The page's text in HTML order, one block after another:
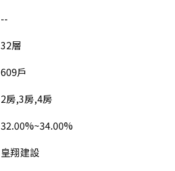
--
32層
609戶
2房,3房,4房
32.00%~34.00%
皇翔建設